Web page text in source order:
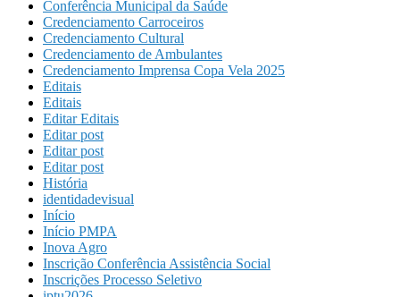
Conferência Municipal da Saúde
Credenciamento Carroceiros
Credenciamento Cultural
Credenciamento de Ambulantes
Credenciamento Imprensa Copa Vela 2025
Editais
Editais
Editar Editais
Editar post
Editar post
Editar post
História
identidadevisual
Início
Início PMPA
Inova Agro
Inscrição Conferência Assistência Social
Inscrições Processo Seletivo